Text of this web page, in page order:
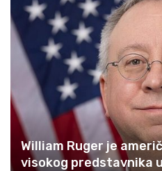
William Ruger je
visokog predstavnika